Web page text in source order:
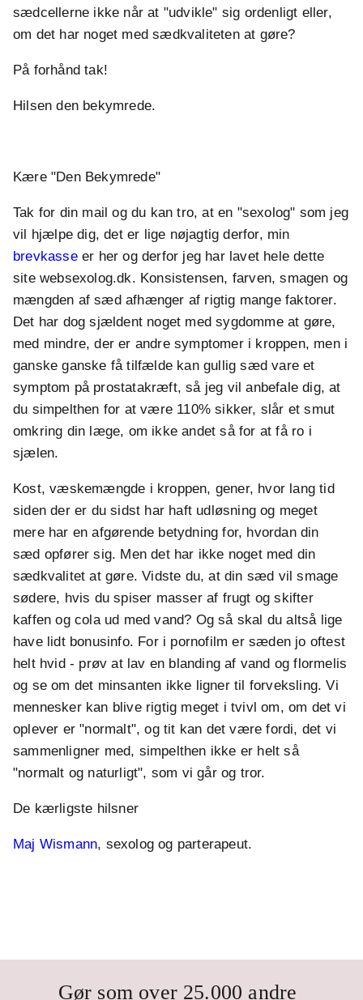
sædcellerne ikke når at "udvikle" sig ordenligt eller,
om det har noget med sædkvaliteten at gøre?
På forhånd tak!
Hilsen den bekymrede.
Kære "Den Bekymrede"
Tak for din mail og du kan tro, at en "sexolog" som jeg
vil hjælpe dig, det er lige nøjagtig derfor, min
brevkasseer her og derfor jeg har lavet hele dette
site websexolog.dk. Konsistensen, farven, smagen og
mængden af sæd afhænger af rigtig mange faktorer.
Det har dog sjældent noget med sygdomme at gøre,
med mindre, der er andre symptomer i kroppen, men i
ganske ganske få tilfælde kan gullig sæd vare et
symptom på prostatakræft, så jeg vil anbefale dig, at
du simpelthen for at være 110% sikker, slår et smut
omkring din læge, om ikke andet så for at få ro i
sjælen.
Kost, væskemængde i kroppen, gener, hvor lang tid
siden der er du sidst har haft udløsning og meget
mere har en afgørende betydning for, hvordan din
sæd opfører sig. Men det har ikke noget med din
sædkvalitet at gøre. Vidste du, at din sæd vil smage
sødere, hvis du spiser masser af frugt og skifter
kaffen og cola ud med vand? Og så skal du altså lige
have lidt bonusinfo. For i pornofilm er sæden jo oftest
helt hvid - prøv at lav en blanding af vand og flormelis
og se om det minsanten ikke ligner til forveksling. Vi
mennesker kan blive rigtig meget i tvivl om, om det vi
oplever er "normalt", og tit kan det være fordi, det vi
sammenligner med, simpelthen ikke er helt så
"normalt og naturligt", som vi går og tror.
De kærligste hilsner
Maj Wismann, sexolog og parterapeut.
Gør som over 25.000 andre